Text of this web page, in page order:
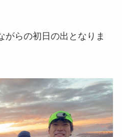
がらの初日の出となりま